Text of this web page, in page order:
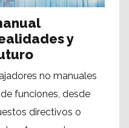
y
no manuales
funciones, desde
directivos o